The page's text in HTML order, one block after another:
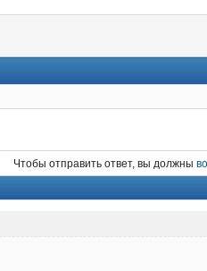
Чтобы отправить ответ, вы должны